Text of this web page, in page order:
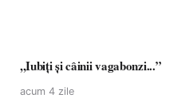
,,Iubiți și câinii vagabonzi...”
acum 4 zile